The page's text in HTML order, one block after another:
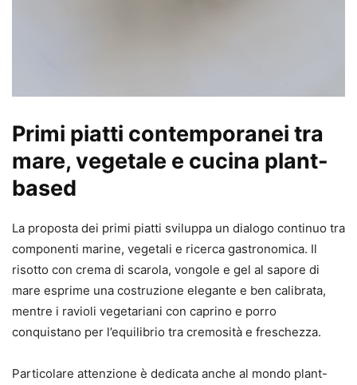
Primi piatti contemporanei tra
mare, vegetale e cucina plant-
based
La proposta dei primi piatti sviluppa un dialogo continuo tra
componenti marine, vegetali e ricerca gastronomica. Il
risotto con crema di scarola, vongole e gel al sapore di
mare esprime una costruzione elegante e ben calibrata,
mentre i ravioli vegetariani con caprino e porro
conquistano per l’equilibrio tra cremosità e freschezza.
Particolare attenzione è dedicata anche al mondo plant-